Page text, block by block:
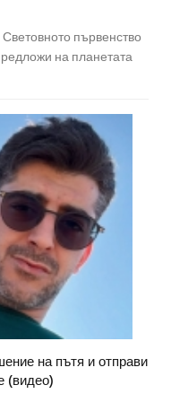
първенство
на планетата
на пътя и отправи
(видео)